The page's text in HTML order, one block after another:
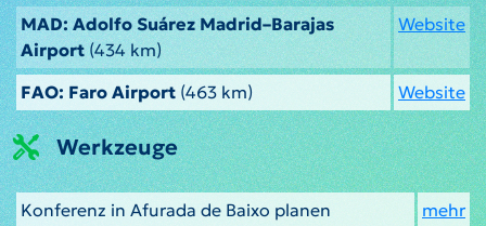
MAD: Adolfo Suárez Madrid–Barajas
Airport(434 km)
Website
FAO: Faro Airport (463 km) Website
Werkzeuge
Konferenz in Afurada de Baixo planen
mehr